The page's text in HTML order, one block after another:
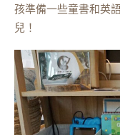
孩準備一些童書和英
兒！